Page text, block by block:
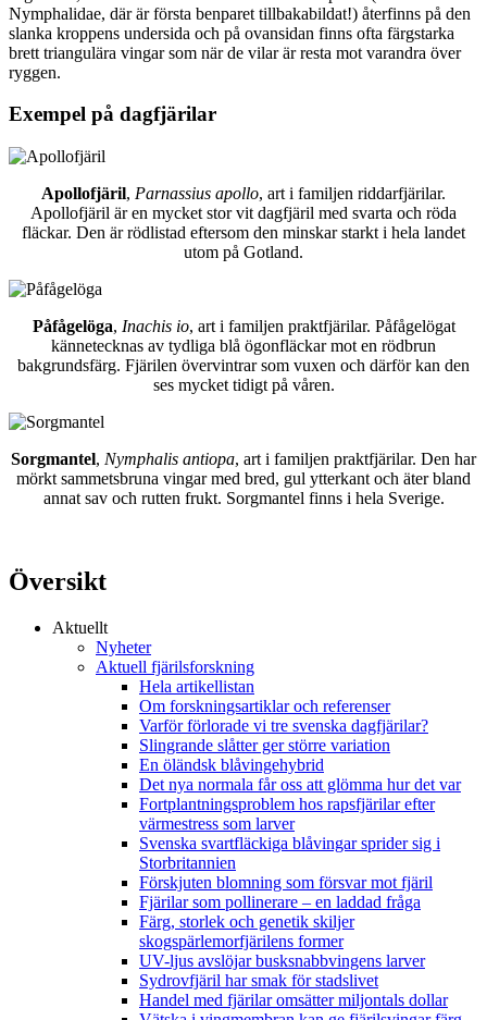
Nymphalidae, där är första benparet tillbakabildat!) återfinns på den
slanka kroppens undersida och på ovansidan finns ofta färgstarka
brett triangulära vingar som när de vilar är resta mot varandra över
ryggen.
Exempel på dagfjärilar
Apollofjäril, Parnassius apollo, art i familjen riddarfjärilar.
Apollofjäril är en mycket stor vit dagfjäril med svarta och röda
fläckar. Den är rödlistad eftersom den minskar starkt i hela landet
utom på Gotland.
Påfågelöga, Inachis io, art i familjen praktfjärilar. Påfågelögat
kännetecknas av tydliga blå ögonfläckar mot en rödbrun
bakgrundsfärg. Fjärilen övervintrar som vuxen och därför kan den
ses mycket tidigt på våren.
Sorgmantel, Nymphalis antiopa, art i familjen praktfjärilar. Den har
mörkt sammetsbruna vingar med bred, gul ytterkant och äter bland
annat sav och rutten frukt. Sorgmantel finns i hela Sverige.
Översikt
Aktuellt
Nyheter
Aktuell fjärilsforskning
Hela artikellistan
Om forskningsartiklar och referenser
Varför förlorade vi tre svenska dagfjärilar?
Slingrande slåtter ger större variation
En öländsk blåvingehybrid
Det nya normala får oss att glömma hur det var
Fortplantningsproblem hos rapsfjärilar efter
värmestress som larver
Svenska svartfläckiga blåvingar sprider sig i
Storbritannien
Förskjuten blomning som försvar mot fjäril
Fjärilar som pollinerare – en laddad fråga
Färg, storlek och genetik skiljer
skogspärlemorfjärilens former
UV-ljus avslöjar busksnabbvingens larver
Sydrovfjäril har smak för stadslivet
Handel med fjärilar omsätter miljontals dollar